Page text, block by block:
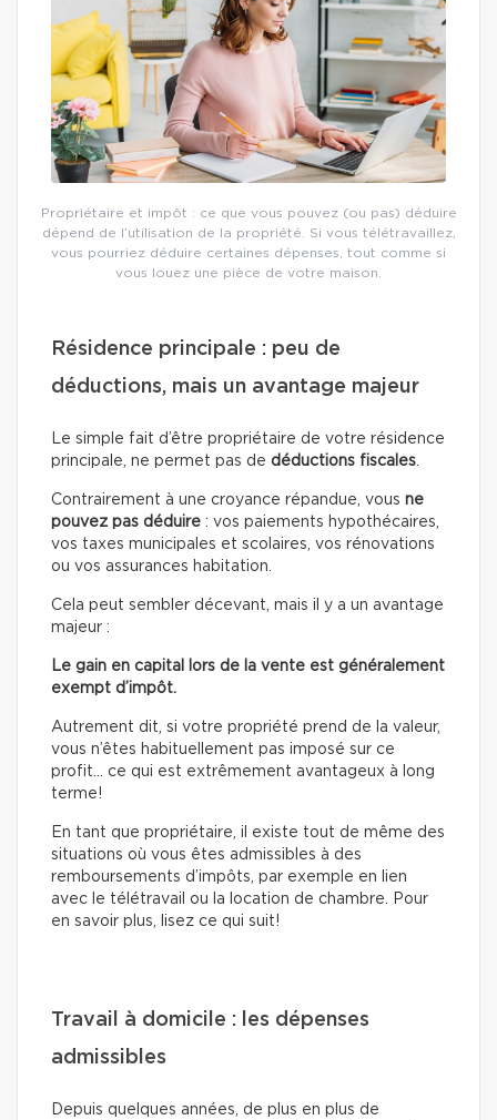
Propriétaire et impôt : ce que vous pouvez (ou pas) déduire
dépend de l’utilisation de la propriété. Si vous télétravaillez,
vous pourriez déduire certaines dépenses, tout comme si
vous louez une pièce de votre maison.
Résidence principale : peu de
déductions, mais un avantage majeur
Le simple fait d’être propriétaire de votre résidence
principale, ne permet pas de déductions fiscales.
Contrairement à une croyance répandue, vous ne
pouvez pas déduire : vos paiements hypothécaires,
vos taxes municipales et scolaires, vos rénovations
ou vos assurances habitation.
Cela peut sembler décevant, mais il y a un avantage
majeur :
Le gain en capital lors de la vente est généralement
exempt d’impôt.
Autrement dit, si votre propriété prend de la valeur,
vous n’êtes habituellement pas imposé sur ce
profit… ce qui est extrêmement avantageux à long
terme!
En tant que propriétaire, il existe tout de même des
situations où vous êtes admissibles à des
remboursements d’impôts, par exemple en lien
avec le télétravail ou la location de chambre. Pour
en savoir plus, lisez ce qui suit!
Travail à domicile : les dépenses
admissibles
Depuis quelques années, de plus en plus de